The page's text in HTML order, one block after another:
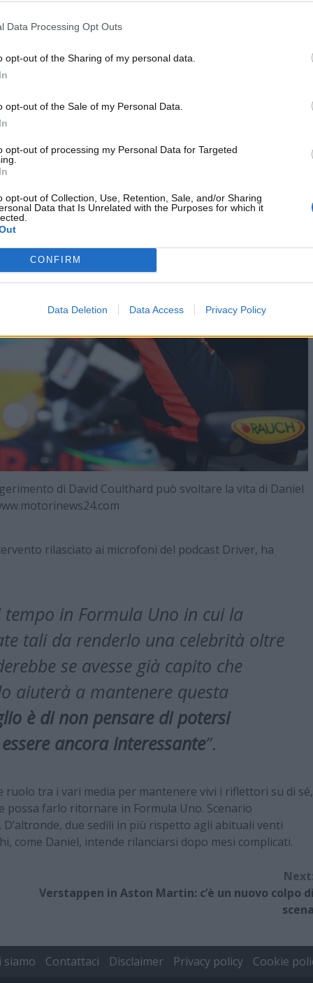
Data Processing Opt Outs
opt-out of the Sharing of my personal data.
opt-out of the Sale of my Personal Data.
opt-out of processing my Personal Data for Targeted
opt-out of Collection, Use, Retention, Sale, and/or Sharing
Data that Is Unrelated with the Purposes for which it
CONFIRM
Data Deletion Data Access Privacy Policy
Ricciardo: c’entra il futuro
Uno?Dopo che l’ex Red Bull è rimasto fuori dallo
una nuova parentesi anche per il 2026.
di David Coulthard può svoltare la vita di Daniel
rilasciato ai microfoni del podcast Driver, ha
in Formula Uno in cui la
tali da renderlo una celebrità oltre
se avesse già capito che
aiuterà a mantenere questa
è di non pensare di potersi
ancora interessante”.
tra i vari media per mantenere vivi i riflettori su di sé,
possa farlo ritornare in Formula Uno. Scenario
due sedili in più rispetto agli abituali venti
come Daniel, intende rilanciarsi dopo mesi complicati.
Next:
Verstappen in Aston Martin: c’è un nuovo colpo di
scena
siamo Contattaci Disclaimer Privacy policy Cookie